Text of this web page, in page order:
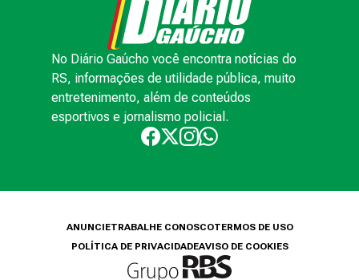
No Diário Gaúcho você encontra notícias do
RS, informações de utilidade pública, muito
entretenimento, além de conteúdos
esportivos e jornalismo policial.
ANUNCIETRABALHE CONOSCOTERMOS DE USO
POLÍTICA DE PRIVACIDADEAVISO DE COOKIES